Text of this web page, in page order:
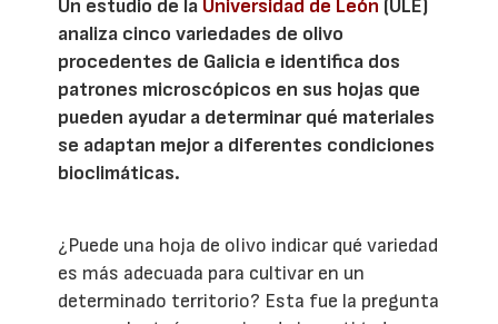
Un estudio de la Universidad de León (ULE)
analiza cinco variedades de olivo
procedentes de Galicia e identifica dos
patrones microscópicos en sus hojas que
pueden ayudar a determinar qué materiales
se adaptan mejor a diferentes condiciones
bioclimáticas.
¿Puede una hoja de olivo indicar qué variedad
es más adecuada para cultivar en un
determinado territorio? Esta fue la pregunta